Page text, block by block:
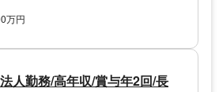
万円
人勤務/高年収/賞与年2回/長